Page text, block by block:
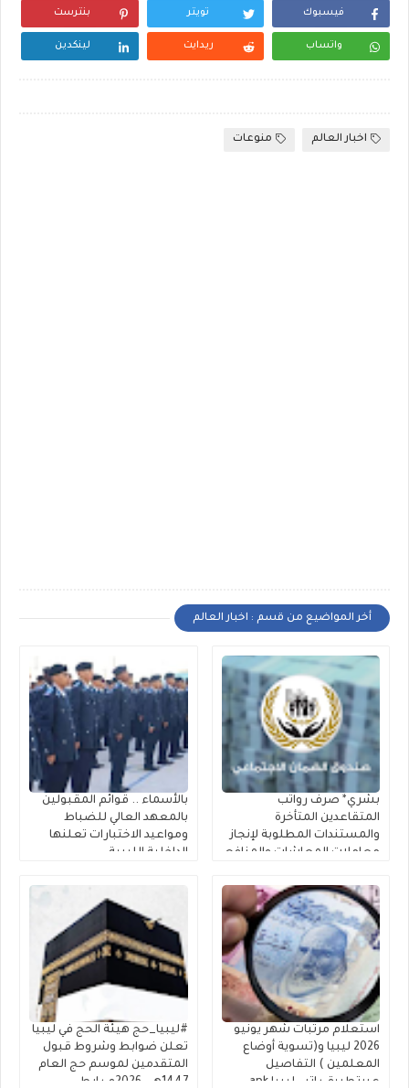
فيسبوك تويتر بنترست
واتساب ريدايت لينكدين
اخبار العالم منوعات
أخر المواضيع من قسم : اخبار العالم
بشري* صرف رواتب
المتقاعدين المتأخرة
والمستندات المطلوبة لإنجاز
معاملات المعاشات والمنافع
بالأسماء .. قوائم المقبولين
بالمعهد العالي للضباط
ومواعيد الاختبارات تعلنها
الداخلية الليبية
استعلام مرتبات شهر يونيو
2026 ليبيا و(تسوية أوضاع
المعلمين ) التفاصيل
عبرتطبيق راتبي ليبيا apk
#ليبيا_حج هيئة الحج في ليبيا
تعلن ضوابط وشروط قبول
المتقدمين لموسم حج العام
1447هـ – 2026م رابط